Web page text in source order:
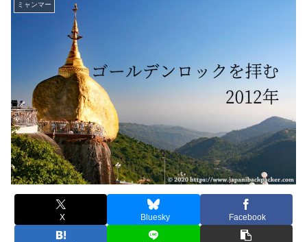
ミャンマー
X Bluesky Facebook